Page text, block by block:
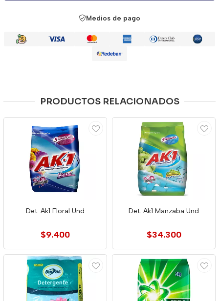
Medios de pago
PRODUCTOS RELACIONADOS
Det. Ak1 Floral Und
$9.400
Det. Ak1 Manzaba Und
$34.300